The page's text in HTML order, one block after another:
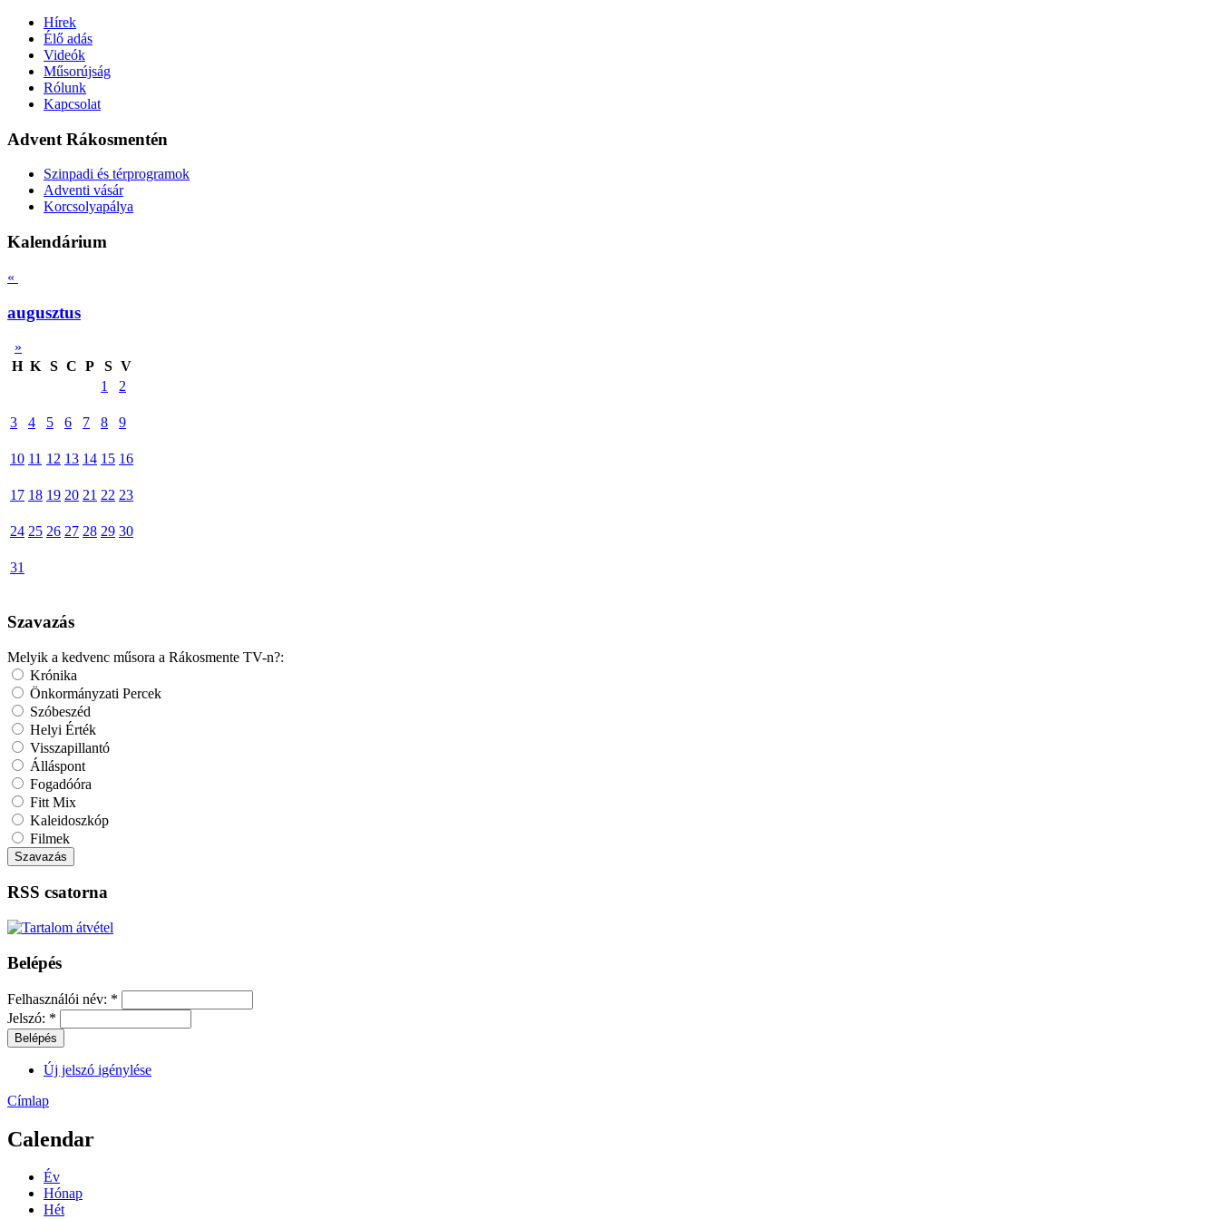
Hírek
Élő adás
Videók
Műsorújság
Rólunk
Kapcsolat
Advent Rákosmentén
Szinpadi és térprogramok
Adventi vásár
Korcsolyapálya
Kalendárium
«
augusztus
»
H K S C P S V
1
2
3 4 5 6 7 8 9
10 11 12 13 14 15 16
17 18 19 20 21 22 23
24 25 26 27 28 29 30
31
Szavazás
Melyik a kedvenc műsora a Rákosmente TV-n?:
Krónika
Önkormányzati Percek
Szóbeszéd
Helyi Érték
Visszapillantó
Álláspont
Fogadóóra
Fitt Mix
Kaleidoszkóp
Filmek
RSS csatorna
Belépés
Felhasználói név: *
Jelszó: *
Új jelszó igénylése
Címlap
Calendar
Év
Hónap
Hét